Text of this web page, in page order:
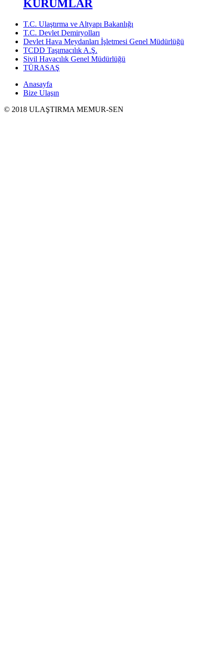
KURUMLAR
T.C. Ulaştırma ve Altyapı Bakanlığı
T.C. Devlet Demiryolları
Devlet Hava Meydanları İşletmesi Genel Müdürlüğü
TCDD Taşımacılık A.Ş.
Sivil Havacılık Genel Müdürlüğü
TÜRASAŞ
Anasayfa
Bize Ulaşın
© 2018 ULAŞTIRMA MEMUR-SEN